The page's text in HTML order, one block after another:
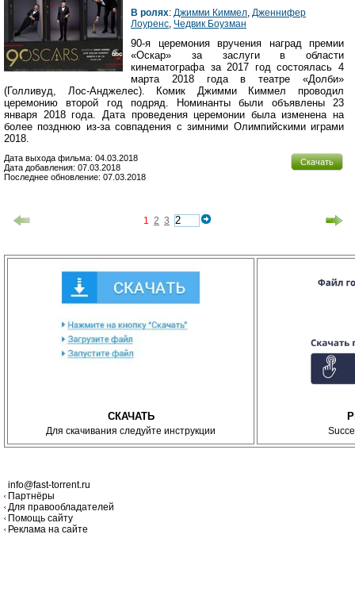
В ролях: Джимми Киммел Дженнифер
Лоуренс Чедвик Боузман
90-я церемония вручения наград премии
«Оскар» за заслуги в области
кинематографа за 2017 год состоялась 4
марта 2018 года в театре «Долби»
(Голливуд, Лос-Анджелес). Комик Джимми Киммел проводил
церемонию второй год подряд. Номинанты были объявлены 23
января 2018 года. Дата проведения церемонии была изменена на
более позднюю из-за совпадения с зимними Олимпийскими играми
2018.
Скачать
Дата выхода фильма: 04.03.2018
Дата добавления: 07.03.2018
Последнее обновление: 07.03.2018
1 2 3
СКАЧАТЬ
Для скачивания следуйте инструкции
info@fast-torrent.ru
Партнёры
Для правообладателей
Помощь сайту
Реклама на сайте